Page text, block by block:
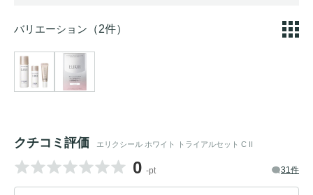
バリエーション （2件）
クチコミ評価 エリクシール ホワイト トライアルセット C II
0 -pt 31件